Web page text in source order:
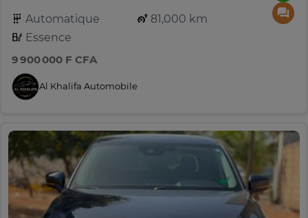
Automatique
81,000 km
Essence
9 900 000 F CFA
Al Khalifa Automobile